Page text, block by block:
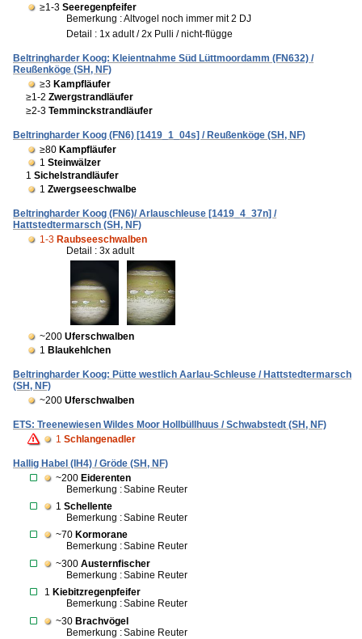
≥1-3 Seeregenpfeifer
Bemerkung :Altvogel noch immer mit 2 DJ
Detail : 1x adult / 2x Pulli / nicht-flügge
Beltringharder Koog: Kleientnahme Süd Lüttmoordamm (FN632) /
Reußenköge (SH, NF)
≥3 Kampfläufer
≥1-2 Zwergstrandläufer
≥2-3 Temminckstrandläufer
Beltringharder Koog (FN6) [1419_1_04s] / Reußenköge (SH, NF)
≥80 Kampfläufer
1 Steinwälzer
1 Sichelstrandläufer
1 Zwergseeschwalbe
Beltringharder Koog (FN6)/ Arlauschleuse [1419_4_37n] /
Hattstedtermarsch (SH, NF)
1-3 Raubseeschwalben
Detail : 3x adult
~200 Uferschwalben
1 Blaukehlchen
Beltringharder Koog: Pütte westlich Aarlau-Schleuse / Hattstedtermarsch
(SH, NF)
~200 Uferschwalben
ETS: Treenewiesen Wildes Moor Hollbüllhuus / Schwabstedt (SH, NF)
1 Schlangenadler
Hallig Habel (IH4) / Gröde (SH, NF)
~200 Eiderenten
Bemerkung :Sabine Reuter
1 Schellente
Bemerkung :Sabine Reuter
~70 Kormorane
Bemerkung :Sabine Reuter
~300 Austernfischer
Bemerkung :Sabine Reuter
1 Kiebitzregenpfeifer
Bemerkung :Sabine Reuter
~30 Brachvögel
Bemerkung :Sabine Reuter